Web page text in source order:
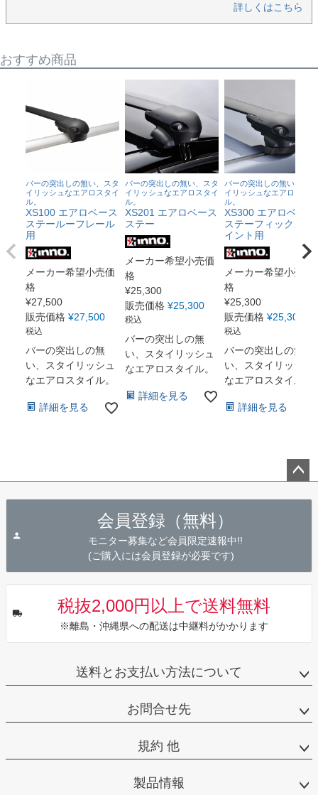
詳しくはこちら
おすすめ商品
バーの突出しの無い、スタ
イリッシュなエアロスタイ
ル。
XS100 エアロベース
ステールーフレール
用
メーカー希望小売価
格
¥27,500
販売価格 ¥27,500
税込
バーの突出しの無
い、スタイリッシュ
なエアロスタイル。
詳細を見る
バーの突出しの無い、スタ
イリッシュなエアロスタイ
ル。
XS201 エアロベース
ステー
メーカー希望小売価
格
¥25,300
販売価格 ¥25,300
税込
バーの突出しの無
い、スタイリッシュ
なエアロスタイル。
詳細を見る
バーの突出しの無い、スタ
イリッシュなエアロスタイ
ル。
XS300 エアロベース
ステーフィックスポ
イント用
メーカー希望小売価
格
¥25,300
販売価格 ¥25,300
税込
バーの突出しの無
い、スタイリッシュ
なエアロスタイル。
詳細を見る
会員登録（無料）
モニター募集など会員限定速報中!!
(ご購入には会員登録が必要です)
税抜2,000円以上で送料無料
※離島・沖縄県への配送は中継料がかかります
送料とお支払い方法について
お問合せ先
規約 他
製品情報